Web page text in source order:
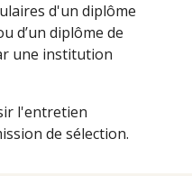
d'un diplôme
d’un diplôme de
une institution
l'entretien
de sélection.